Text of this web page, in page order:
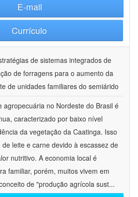
E-mail
Currículo
de sistemas integrados de
de forragens para o aumento da
de unidades familiares do semiárido
agropecuária no Nordeste do Brasil é
caracterizado por baixo nível
da vegetação da Caatinga. Isso
leite e carne devido à escassez de
nutritivo. A economia local é
familiar, porém, muitos vivem em
de "produção agrícola sust...